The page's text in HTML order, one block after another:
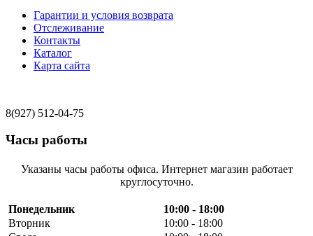
Гарантии и условия возврата
Отслеживание
Контакты
Каталог
Карта сайта
8(927) 512-04-75
Часы работы
Указаны часы работы офиса. Интернет магазин работает
круглосуточно.
Понедельник
10:00 - 18:00
Вторник
10:00 - 18:00